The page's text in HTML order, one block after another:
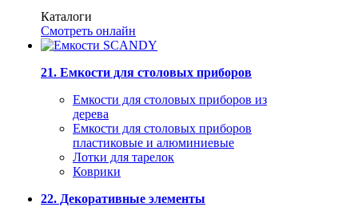
Каталоги
Смотреть онлайн
21. Емкости для столовых приборов
Емкости для столовых приборов из
дерева
Емкости для столовых приборов
пластиковые и алюминиевые
Лотки для тарелок
Коврики
22. Декоративные элементы